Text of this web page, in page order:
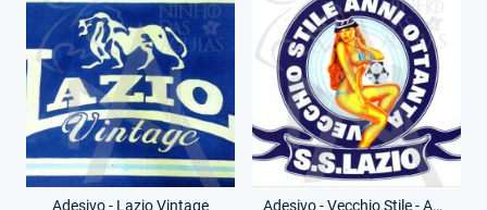
Adesivo - Lazio Vintage Adesivo - Vecchio Stile - Anni Ottanta